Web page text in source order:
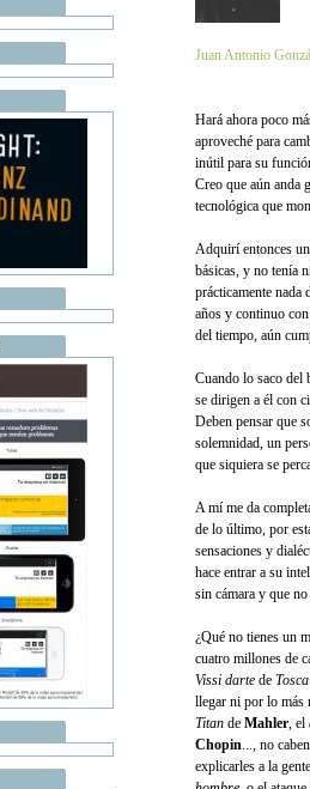
Juan Antonio
Hará ahora poco
aproveché para
inútil para su
Creo que aún anda
tecnológica que
Adquirí entonces
básicas, y no tenía
prácticamente nada
años y continuo
del tiempo, aún
Cuando lo saco del
se dirigen a él con
Deben pensar que
solemnidad, un
que siquiera se
A mí me da
de lo último, por
sensaciones y
hace entrar a su
sin cámara y que
¿Qué no tienes un
cuatro millones de
Vissi darte de Tosca
llegar ni por lo más
Titan de Mahler, el
Chopin..., no
explicarles a la